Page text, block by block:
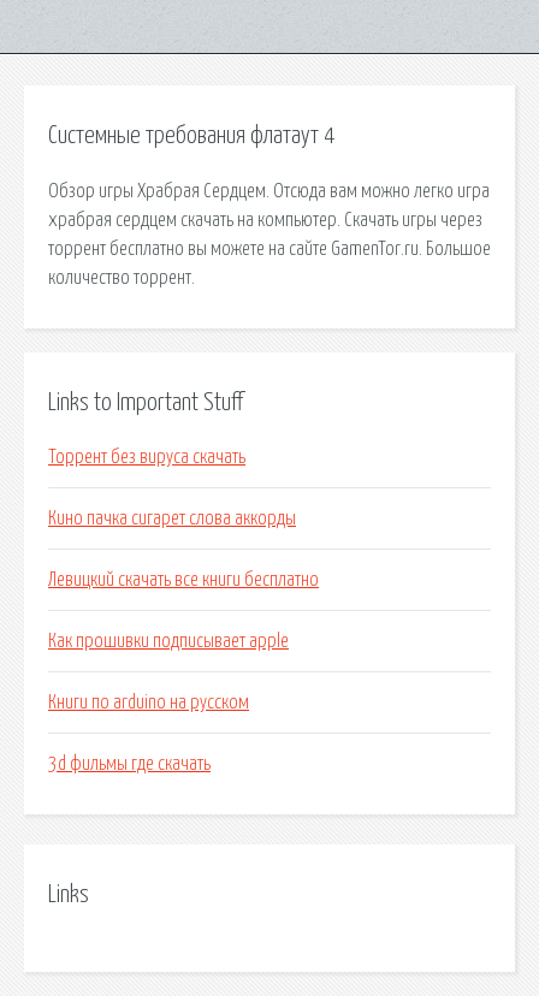
Системные требования флатаут 4
Обзор игры Храбрая Сердцем. Отсюда вам можно легко игра
храбрая сердцем скачать на компьютер. Скачать игры через
торрент бесплатно вы можете на сайте GamenTor.ru. Большое
количество торрент.
Links to Important Stuff
Торрент без вируса скачать
Кино пачка сигарет слова аккорды
Левицкий скачать все книги бесплатно
Как прошивки подписывает apple
Книги по arduino на русском
3d фильмы где скачать
Links